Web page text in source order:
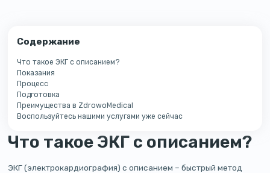
Что такое ЭКГ с описанием?
ЭКГ (электрокардиография) с описанием – быстрый метод
Содержание
Что такое ЭКГ с описанием?
Показания
Процесс
Подготовка
Преимущества в ZdrowoMedical
Воспользуйтесь нашими услугами уже сейчас